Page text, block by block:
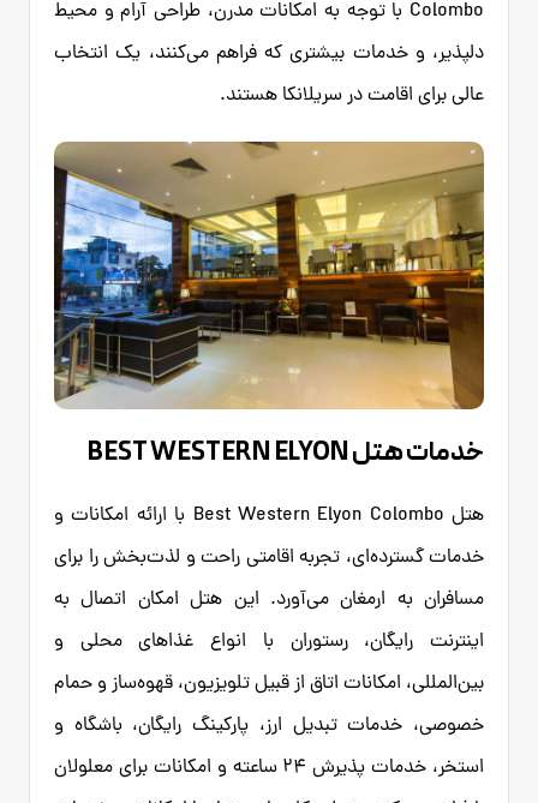
Colombo با توجه به امکانات مدرن، طراحی آرام و محیط
دلپذیر، و خدمات بیشتری که فراهم می‌کنند، یک انتخاب
عالی برای اقامت در سریلانکا هستند.
خدمات هتل BEST WESTERN ELYON
هتل Best Western Elyon Colombo با ارائه امکانات و
خدمات گسترده‌ای، تجربه اقامتی راحت و لذت‌بخش را برای
مسافران به ارمغان می‌آورد. این هتل امکان اتصال به
اینترنت رایگان، رستوران با انواع غذاهای محلی و
بین‌المللی، امکانات اتاق از قبیل تلویزیون، قهوه‌ساز و حمام
خصوصی، خدمات تبدیل ارز، پارکینگ رایگان، باشگاه و
استخر، خدمات پذیرش ۲۴ ساعته و امکانات برای معلولان